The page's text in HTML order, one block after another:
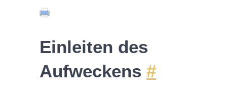
Einleiten des
Aufweckens #